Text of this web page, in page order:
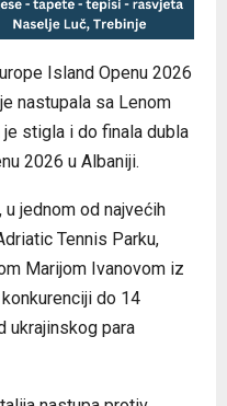
Island Openu 2026
nastupala sa Lenom
stigla i do finala dubla
2026 u Albaniji.
u jednom od najvećih
Tennis Parku,
Marijom Ivanovom iz
do 14
ukrajinskog para